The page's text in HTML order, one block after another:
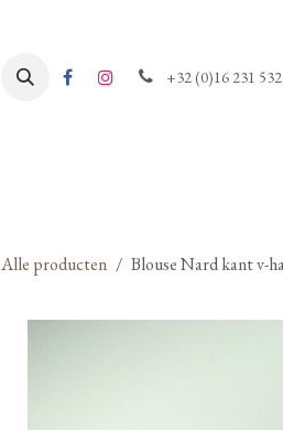
+32 (0)16 231 532
Alle producten Blouse Nard kant v-